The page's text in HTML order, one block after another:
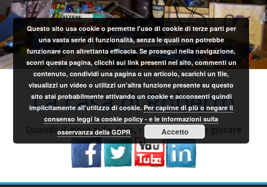
Salta
al
contenuto
La casa di Roberto
Quando il gioco si fa duro, i sardi iniziano a giocare
Questo sito usa cookie o permette l'uso di cookie di terze parti per
una vasta serie di funzionalità, senza le quali non potrebbe
funzionare con altrettanta efficacia. Se prosegui nella navigazione,
scorri questa pagina, clicchi sui link presenti nel sito, commenti un
contenuto, condividi una pagina o un articolo, scarichi un file,
visualizzi un video o utilizzi un'altra funzione presente su questo
sito stai probabilmente attivando un cookie e acconsenti quindi
implicitamente all'utilizzo di cookie.Per capirne di più o negare il
consenso leggi la cookie policy - e le informazioni sulla
osservanza della GDPR
Accetto